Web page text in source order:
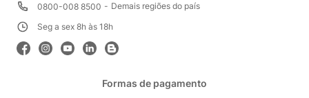
0800-008 8500
Demais regiões do país
Seg a sex 8h às 18h
Formas de pagamento